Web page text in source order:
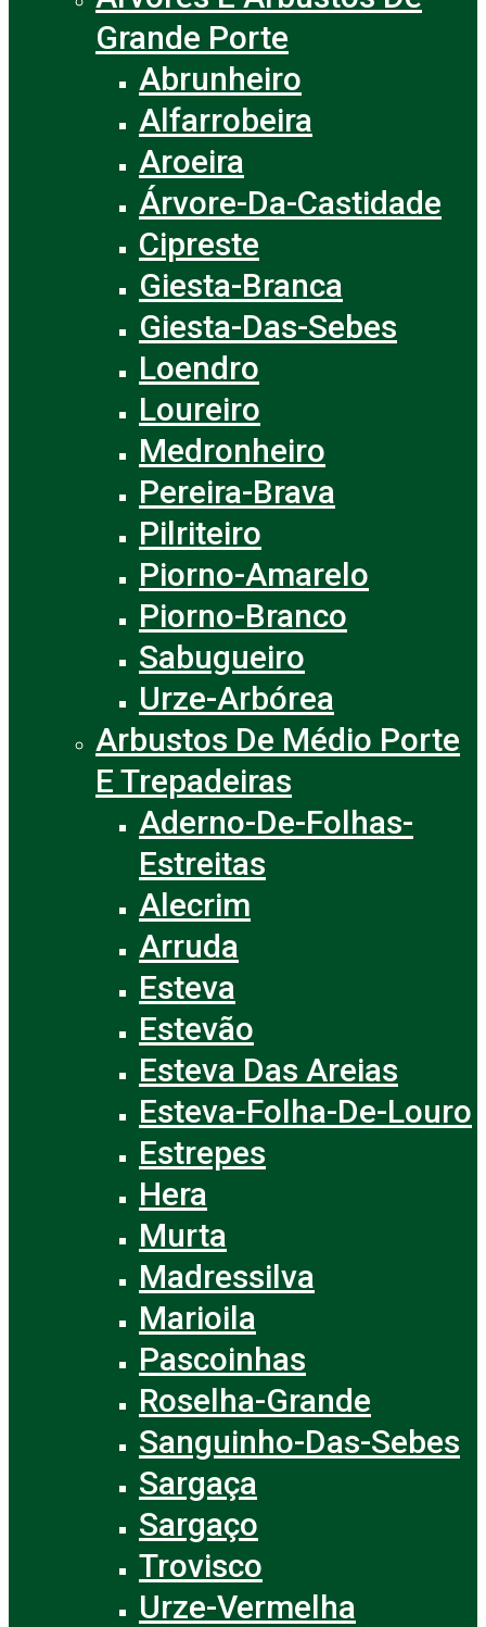
Grande Porte
Abrunheiro
Alfarrobeira
Aroeira
Árvore-Da-Castidade
Cipreste
Giesta-Branca
Giesta-Das-Sebes
Loendro
Loureiro
Medronheiro
Pereira-Brava
Pilriteiro
Piorno-Amarelo
Piorno-Branco
Sabugueiro
Urze-Arbórea
Arbustos De Médio Porte
E Trepadeiras
Aderno-De-Folhas-
Estreitas
Alecrim
Arruda
Esteva
Estevão
Esteva Das Areias
Esteva-Folha-De-Louro
Estrepes
Hera
Murta
Madressilva
Marioila
Pascoinhas
Roselha-Grande
Sanguinho-Das-Sebes
Sargaça
Sargaço
Trovisco
Urze-Vermelha